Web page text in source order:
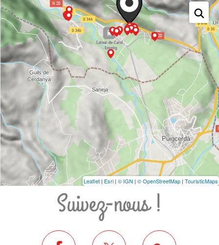
Leaflet | Esri | © IGN | © OpenStreetMap | TouristicMaps
Suivez-nous !